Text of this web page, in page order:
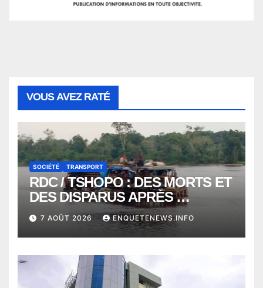
VOUS AVEZ RATÉ
SOCIÉTÉ TRANSPORT
RDC / TSHOPO : DES MORTS ET
DES DISPARUS APRÈS
NAUFRAGE D’UNE BALEINIERE
À QUELQUES KILOMÈTRES DE
KISANGANI
7 AOÛT 2026 ENQUETENEWS.INFO